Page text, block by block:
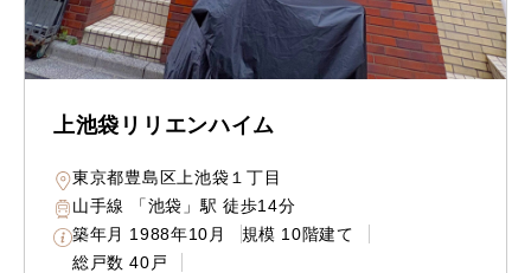
上池袋リリエンハイム
東京都豊島区上池袋１丁目
山手線 「池袋」駅 徒歩14分
築年月 1988年10月 規模 10階建て
総戸数 40戸